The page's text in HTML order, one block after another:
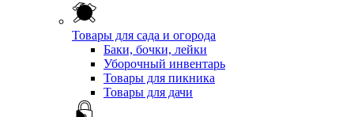
Товары для сада и огорода
Баки, бочки, лейки
Уборочный инвентарь
Товары для пикника
Товары для дачи